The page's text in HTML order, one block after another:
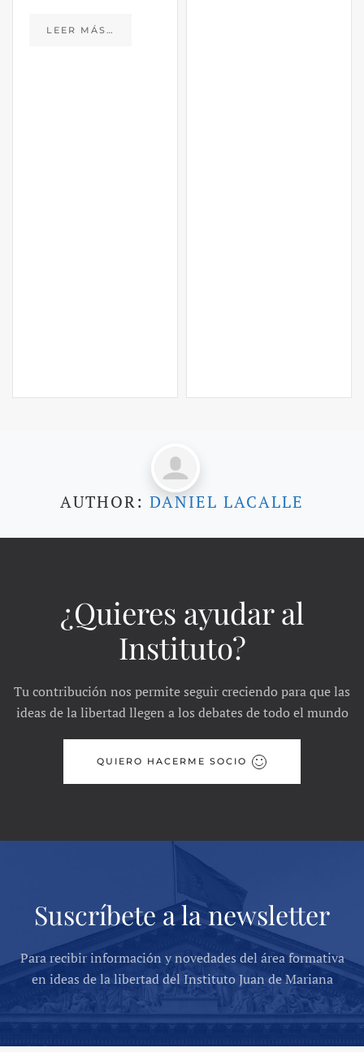
AUTHOR: DANIEL LACALLE
¿Quieres ayudar al
Instituto?
Tu contribución nos permite seguir creciendo para que las
ideas de la libertad llegen a los debates de todo el mundo
QUIERO HACERME SOCIO
Suscríbete a la newsletter
Para recibir información y novedades del área formativa
en ideas de la libertad del Instituto Juan de Mariana